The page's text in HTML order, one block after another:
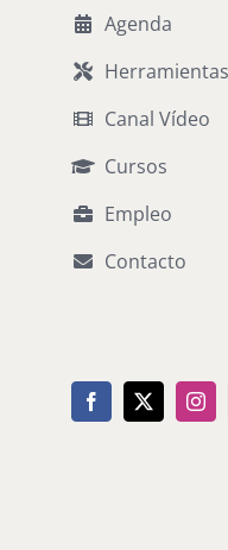
Agenda
Herramientas
Canal Vídeo
Cursos
Empleo
Contacto
Facebook
X